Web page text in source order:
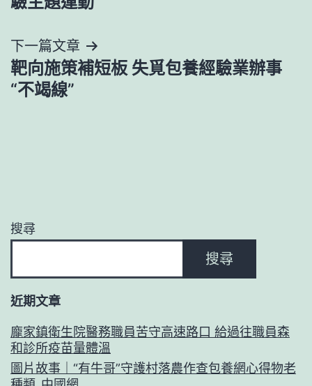
覽
下一篇文章
靶向施策補短板 失覓包養經驗業辦事
“不竭線”
搜尋
搜尋
近期文章
龐家鎮衛生院醫務職員苦守高速路口 給過往職員森
和診所疫苗量體溫
圖片故事｜“有牛哥”守護村落農作查包養網心得物老